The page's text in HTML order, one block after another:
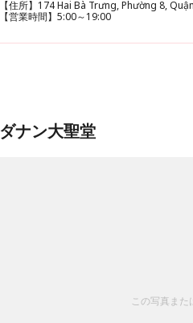
【住所】174 Hai Bà Trưng, Phường 8,
【営業時間】5:00～19:00
ダナン大聖堂
この写真ま